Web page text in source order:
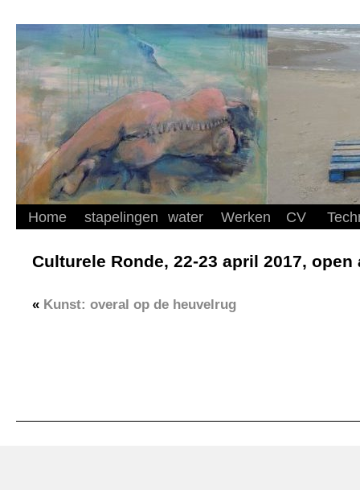
Home stapelingen water Werken CV
Culturele Ronde, 22-23 april 2017, open
« Kunst: overal op de heuvelrug